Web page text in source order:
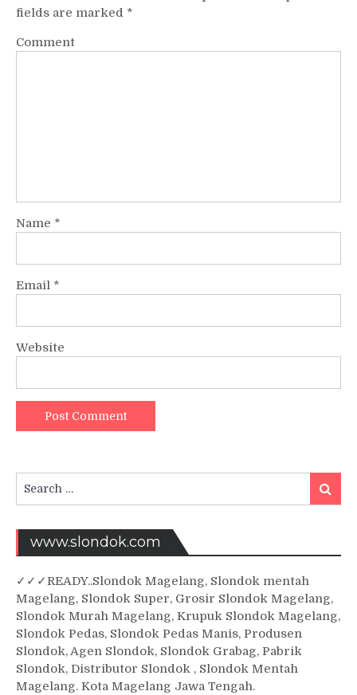
fields are marked *
Comment
Name *
Email *
Website
Search
for:
Search
www.slondok.com
✓ ✓✓READY..Slondok Magelang, Slondok mentah
Magelang, Slondok Super, Grosir Slondok Magelang,
Slondok Murah Magelang, Krupuk Slondok Magelang,
Slondok Pedas, Slondok Pedas Manis, Produsen
Slondok, Agen Slondok, Slondok Grabag, Pabrik
Slondok, Distributor Slondok , Slondok Mentah
Magelang. Kota Magelang Jawa Tengah.